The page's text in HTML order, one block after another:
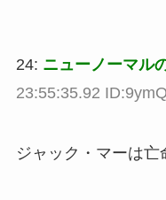
24: ニューノーマル
23:55:35.92
ジャック・マーは亡